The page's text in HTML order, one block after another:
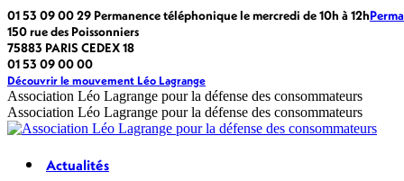
Passer
au
contenu
La
page
Facebook
s'ouvre
dans
une
nouvelle
fenêtre
La
page
LinkedIn
s'ouvre
dans
une
nouvelle
fenêtre
La
page
X
s'ouvre
dans
une
nouvelle
fenêtre
La
page
Instagram
s'ouvre
dans
une
nouvelle
fenêtre
01 53 09 00 29 Permanence téléphonique le mercredi de 10h à 12h
150 rue des Poissonniers
75883 PARIS CEDEX 18
01 53 09 00 00
Découvrir le mouvement Léo Lagrange
Association Léo Lagrange pour la défense des consommateurs
Association Léo Lagrange pour la défense des consommateurs
Actualités